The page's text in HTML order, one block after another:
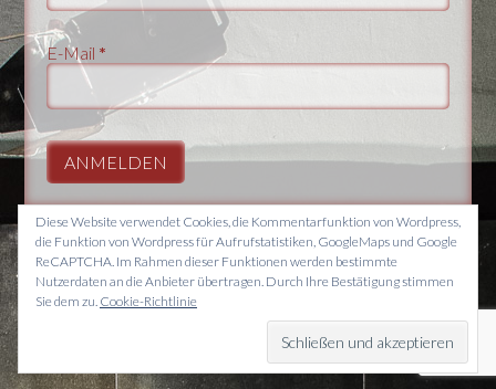
E-Mail *
© 2026 Theater das Zimmer Ceglecki Ceglecki Holtappels
GbR. Washingtonallee 42, 22111 Hamburg.Impressum
DatenschutzerklärungAnmelden
Diese Website verwendet Cookies, die Kommentarfunktion von Wordpress,
die Funktion von Wordpress für Aufrufstatistiken, GoogleMaps und Google
ReCAPTCHA. Im Rahmen dieser Funktionen werden bestimmte
Nutzerdaten an die Anbieter übertragen. Durch Ihre Bestätigung stimmen
Sie dem zu. Cookie-Richtlinie